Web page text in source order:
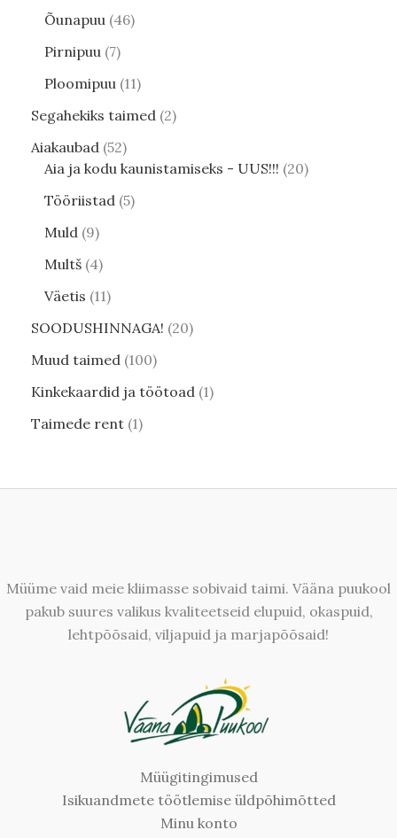
Õunapuu 46
Pirnipuu 7
Ploomipuu 11
Segahekiks taimed 2
Aiakaubad 52
Aia ja kodu kaunistamiseks - UUS!!! 20
Tööriistad 5
Muld 9
Multš 4
Väetis 11
SOODUSHINNAGA! 20
Muud taimed 100
Kinkekaardid ja töötoad 1
Taimede rent 1
Müüme vaid meie kliimasse sobivaid taimi. Vääna puukool
pakub suures valikus kvaliteetseid elupuid, okaspuid,
lehtpõõsaid, viljapuid ja marjapõõsaid!
Müügitingimused
Isikuandmete töötlemise üldpõhimõtted
Minu konto